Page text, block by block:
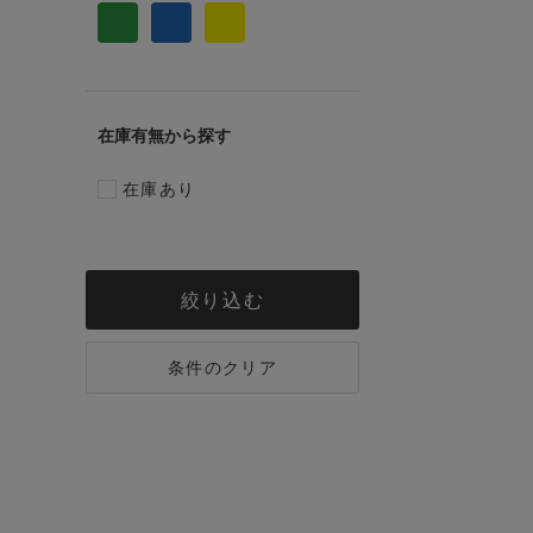
在庫有無
在庫あり
絞り込む
条件のクリア